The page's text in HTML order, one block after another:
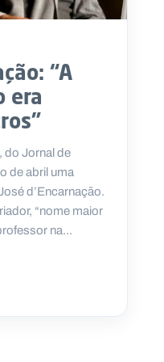
“A
era
do Jornal de
de abril uma
d’Encarnação.
“nome maior
na...